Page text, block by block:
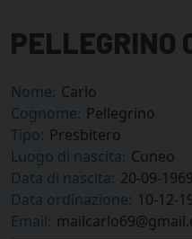
PELLEGRINO
Nome: Carlo
Cognome: Pellegrino
Tipo: Presbitero
Luogo di nascita: Cuneo
Data di nascita: 20-09-1969
Data ordinazione: 10-12-
Email: